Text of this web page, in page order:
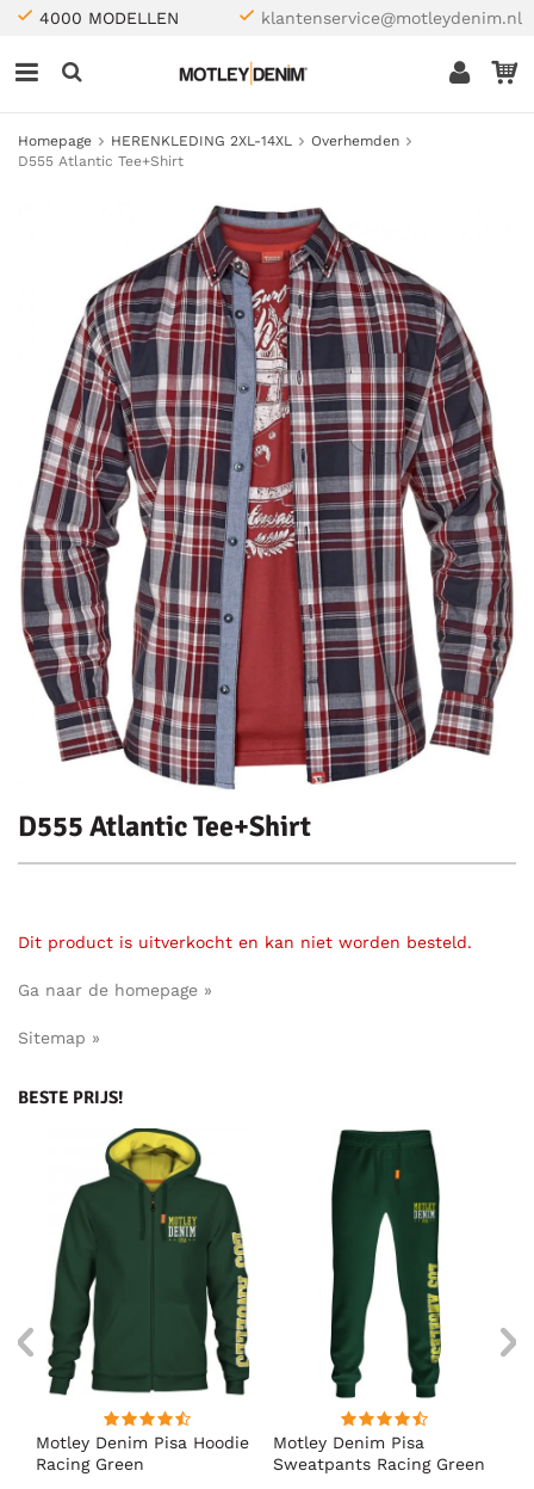
4000 MODELLEN klantenservice@motleydenim.nl
Homepage HERENKLEDING 2XL-14XL
Overhemden
D555 Atlantic Tee+Shirt
D555 Atlantic Tee+Shirt
Dit product is uitverkocht en kan niet worden besteld.
Ga naar de homepage »
Sitemap »
BESTE PRIJS!
Motley Denim Pisa Hoodie
Racing Green
Motley Denim Pisa
Sweatpants Racing Green